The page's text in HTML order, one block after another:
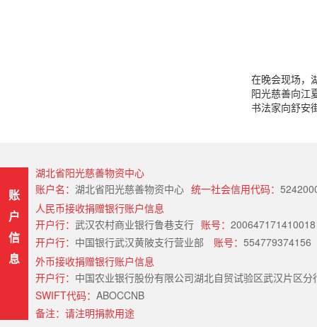
在晚会现场，
阳光慈善向江
书法家向舒安
账
户
信
息
湖北省阳光慈善物资中心
账户名： 湖北省阳光慈善物资中心 统一社会信用代码：
人民币接收捐赠银行账户信息
开户行： 武汉农村商业银行鲁巷支行 账号： 200647171410018
开户行： 中国银行武汉黄陂支行营业部 账号： 554779374156
外币接收捐赠银行账户信息
开户行： 中国农业银行股份有限公司湖北自贸试验区武汉片区
SWIFT代码： ABOCCNB
备注：请注明捐款用途